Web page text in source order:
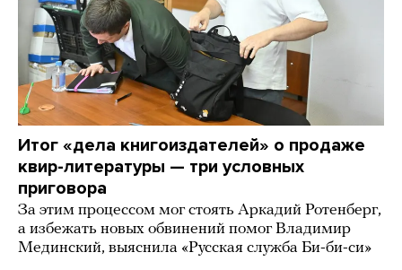
Итог «дела книгоиздателей» о продаже
квир-литературы — три условных
приговора
За этим процессом мог стоять Аркадий Ротенберг,
а избежать новых обвинений помог Владимир
Мединский, выяснила «Русская служба Би-би-си»